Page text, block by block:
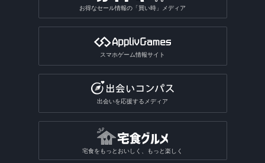
お得なセール情報の「買い時」メディア
スマホゲーム情報サイト
出会いを応援するメディア
宅食をもっとおいしく、もっと楽しく